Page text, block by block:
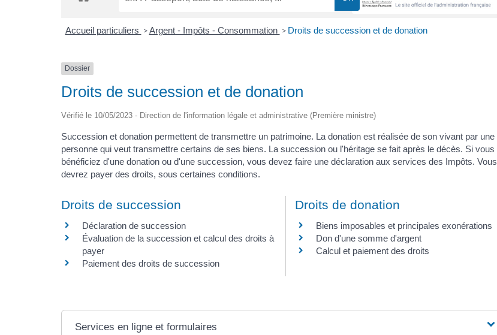
Accueil particuliers > Argent - Impôts - Consommation > Droits de succession et de donation
Dossier
Droits de succession et de donation
Vérifié le 10/05/2023 - Direction de l'information légale et administrative (Première ministre)
Succession et donation permettent de transmettre un patrimoine. La donation est réalisée de son vivant par une
personne qui veut transmettre certains de ses biens. La succession ou l'héritage se fait après le décès. Si vous
bénéficiez d'une donation ou d'une succession, vous devez faire une déclaration aux services des Impôts. Vous
devrez payer des droits, sous certaines conditions.
Droits de succession
Déclaration de succession
Évaluation de la succession et calcul des droits à
payer
Paiement des droits de succession
Droits de donation
Biens imposables et principales exonérations
Don d'une somme d'argent
Calcul et paiement des droits
Services en ligne et formulaires